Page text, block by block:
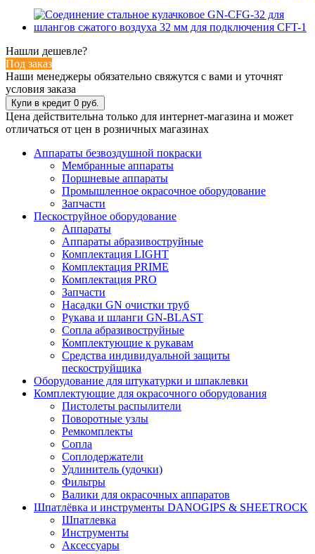
Нашли дешевле?
Под заказ
Наши менеджеры обязательно свяжутся с вами и уточнят
условия заказа
Цена действительна только для интернет-магазина и может
отличаться от цен в розничных магазинах
Аппараты безвоздушной покраски
Мембранные аппараты
Поршневые аппараты
Промышленное окрасочное оборудование
Запчасти
Пескоструйное оборудование
Аппараты
Аппараты абразивоструйные
Комплектация LIGHT
Комплектация PRIME
Комплектация PRO
Запчасти
Насадки GN очистки труб
Рукава и шланги GN-BLAST
Сопла абразивоструйные
Комплектующие к рукавам
Средства индивидуальной защиты
пескоструйщика
Оборудование для штукатурки и шпаклевки
Комплектующие для окрасочного оборудования
Пистолеты распылители
Поворотные узлы
Ремкомплекты
Сопла
Соплодержатели
Удлинитель (удочки)
Фильтры
Валики для окрасочных аппаратов
Шпатлёвка и инструменты DANOGIPS & SHEETROCK
Шпатлевка
Инструменты
Аксессуары